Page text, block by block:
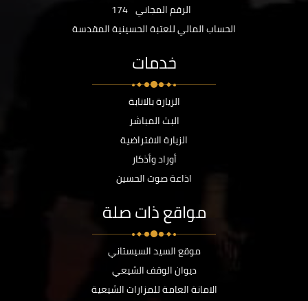
الرقم المجاني 174
الحساب المالي للعتبة الحسينية المقدسة
خدمات
الزيارة بالانابة
البث المباشر
الزيارة الافتراضية
أوراد وأذكار
اذاعة صوت الحسين
مواقع ذات صلة
موقع السيد السيستاني
ديوان الوقف الشيعي
الامانة العامة للمزارات الشيعية